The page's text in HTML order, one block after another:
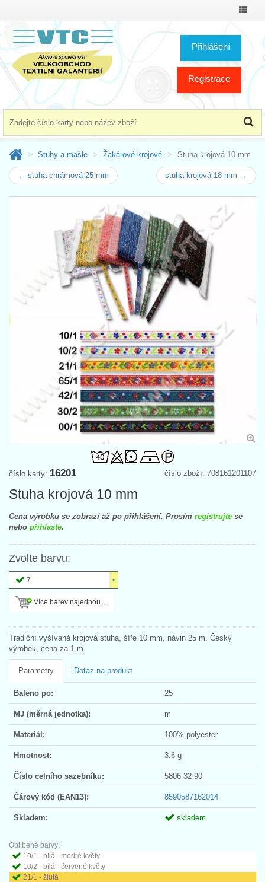
Přihlášení
Registrace
Stuhy a mašle Žakárové-krojové Stuha krojová 10 mm
← stuha chrámová 25 mm stuha krojová 18 mm →
číslo zboží: 708161201107
číslo karty: 16201
Stuha krojová 10 mm
Cena výrobku se zobrazí až po přihlášení. Prosím registrujte se
nebo přihlaste.
Zvolte barvu:
7
Více barev najednou ...
Tradiční vyšívaná krojová stuha, šíře 10 mm, návin 25 m. Český
výrobek, cena za 1 m.
Parametry Dotaz na produkt
Baleno po: 25
MJ (měrná jednotka): m
Materiál: 100% polyester
Hmotnost: 3.6 g
Číslo celního sazebníku: 5806 32 90
Čárový kód (EAN13): 8590587162014
Skladem: skladem
Oblíbené barvy:
10/1 - bílá - modré květy
10/2 - bílá - červené květy
21/1 - žlutá